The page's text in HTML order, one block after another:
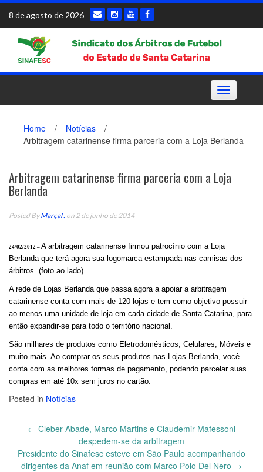
Skip
content
8 de agosto de 2026
Toggle
navigation
Home / Notícias
/
Arbitragem catarinense firma parceria com a Loja Berlanda
Arbitragem catarinense firma parceria com a Loja
Berlanda
Posted ByMarçal . on 2 de junho de 2014
24/02/2012 – A arbitragem catarinense firmou patrocínio com a Loja
Berlanda que terá agora sua logomarca estampada nas camisas dos
árbitros. (foto ao lado).
A rede de Lojas Berlanda que passa agora a apoiar a arbitragem
catarinense conta com mais de 120 lojas e tem como objetivo possuir
ao menos uma unidade de loja em cada cidade de Santa Catarina, para
então expandir-se para todo o território nacional.
São milhares de produtos como Eletrodomésticos, Celulares, Móveis e
muito mais. Ao comprar os seus produtos nas Lojas Berlanda, você
conta com as melhores formas de pagamento, podendo parcelar suas
compras em até 10x sem juros no cartão.
Posted in Notícias
navigation
← Cleber Abade, Marco Martins e Claudemir Mafessoni
despedem-se da arbitragem
Presidente do Sinafesc esteve em São Paulo acompanhando
dirigentes da Anaf em reunião com Marco Polo Del Nero →